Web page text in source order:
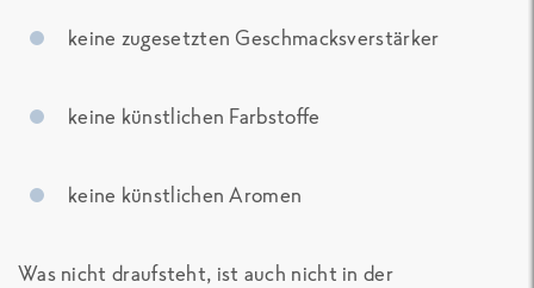
keine zugesetzten Geschmacksverstärker
keine künstlichen Farbstoffe
keine künstlichen Aromen
Was nicht draufsteht, ist auch nicht in der